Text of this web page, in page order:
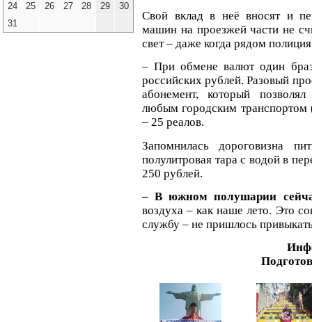
24
25 26 27 28 29
30
31
Свой вклад в неё вносят и
машин на проезжей части не
свет – даже когда рядом
– При обмене валют один
российских рублей. Разовый
абонемент, который
любым городским транспортом
– 25 реалов.
Запомнилась дороговизна
полулитровая тара с водой в
250 рублей.
– В южном полушарии
воздуха – как наше лето. Это
службу – не пришлось